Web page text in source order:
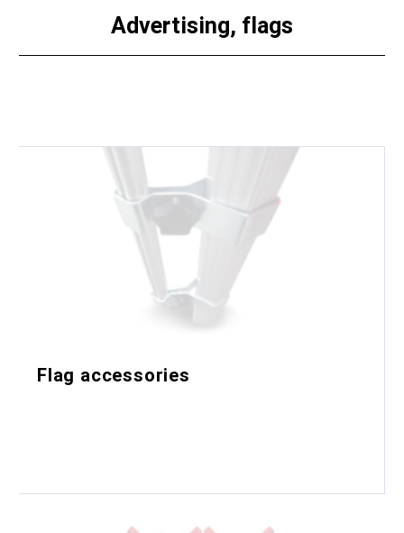
Advertising, flags
Flag accessories